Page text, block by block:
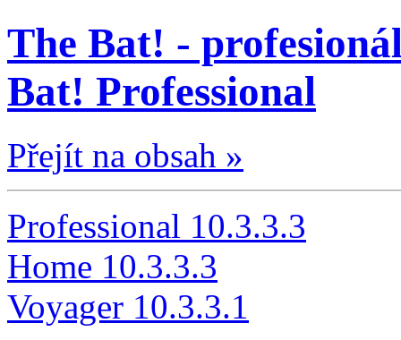
The Bat! -
Bat! Professional
Přejít na obsah »
Professional 10.3.3.3
Home 10.3.3.3
Voyager 10.3.3.1